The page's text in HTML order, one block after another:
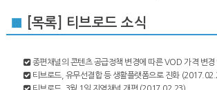
■ [목록] 티브로드 소식
종편채널의 콘텐츠 공급정책 변경에 따른 VOD 가격 변경
티브로드, 유무선결합 등 생활플랫폼으로 진화